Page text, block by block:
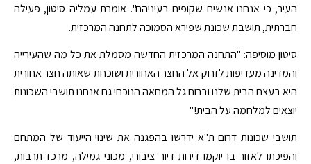
העיר, כי אנחנו אנשים שקופים בעיניהם". אומרת עמליה סיטון, פעילה
חברתית, תושבת שכונת שפירא הסמוכה לתחנה המרכזית.
סיטון מוסיפה: "התחנה המרכזית החדשה מסמלת את כל מה שהעירייה
והמדינה מעדיפות לזרוק אל החצר האחורית ושוכחת שאותה חצר אחורית
היא בעצם הבית שלנו וברוח גל המחאה הנוכחי גם אנחנו תושבי השכונות
יוצאים למלחמה על הבית!"
תושבי שכונות דרום ת"א ידרשו בהפגנה את שינוי הייעוד של המתחם
והפיכתו לאזור בו יוקמו דירות דיור ציבורי, מכוני גמילה, מרכז תרבות,